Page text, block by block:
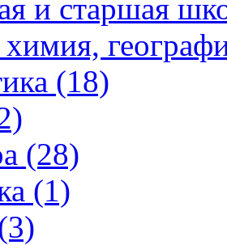
и старшая
(18)
(28)
(1)